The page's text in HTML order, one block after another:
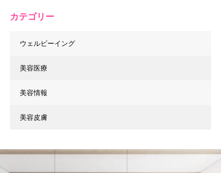
カテゴリー
ウェルビーイング
美容医療
美容情報
美容皮膚